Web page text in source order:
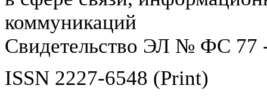
коммуникаций
Свидетельство ЭЛ № ФС 77
ISSN 2227-6548 (Print)